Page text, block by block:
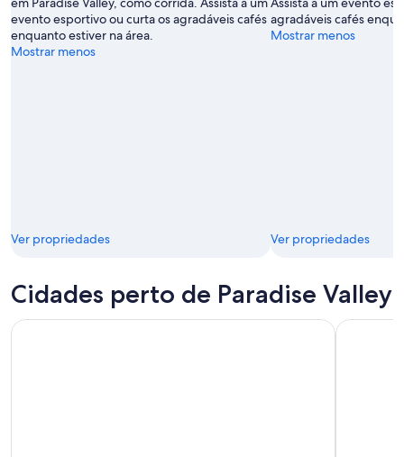
evento esportivo ou curta os agradáveis cafés
enquanto estiver na área.
Mostrar menos
Ver propriedades
agradáveis cafés
Mostrar menos
Ver propriedades
Cidades perto de Paradise Valley